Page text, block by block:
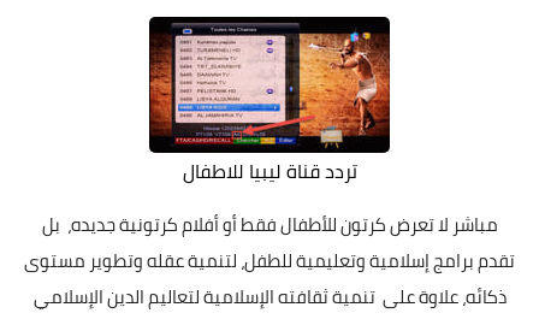
تردد قناة ليبيا للاطفال
مباشر لا تعرض كرتون للأطفال فقط أو أفلام كرتونية جديده، بل
تقدم برامج إسلامية وتعليمية للطفل، لتنمية عقله وتطوير مستوى
ذكائه، علاوة على تنمية ثقافته الإسلامية لتعاليم الدين الإسلامي